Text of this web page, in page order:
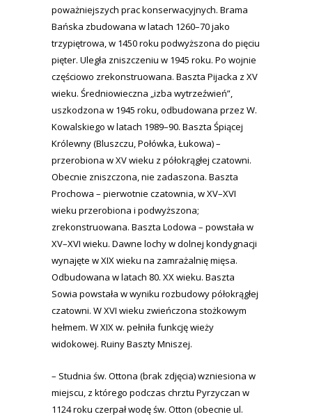
poważniejszych prac konserwacyjnych. Brama
Bańska zbudowana w latach 1260–70 jako
trzypiętrowa, w 1450 roku podwyższona do pięciu
pięter. Uległa zniszczeniu w 1945 roku. Po wojnie
częściowo zrekonstruowana. Baszta Pijacka z XV
wieku. Średniowieczna „izba wytrzeźwień”,
uszkodzona w 1945 roku, odbudowana przez W.
Kowalskiego w latach 1989–90. Baszta Śpiącej
Królewny (Bluszczu, Połówka, Łukowa) –
przerobiona w XV wieku z półokrągłej czatowni.
Obecnie zniszczona, nie zadaszona. Baszta
Prochowa – pierwotnie czatownia, w XV–XVI
wieku przerobiona i podwyższona;
zrekonstruowana. Baszta Lodowa – powstała w
XV–XVI wieku. Dawne lochy w dolnej kondygnacji
wynajęte w XIX wieku na zamrażalnię mięsa.
Odbudowana w latach 80. XX wieku. Baszta
Sowia powstała w wyniku rozbudowy półokrągłej
czatowni. W XVI wieku zwieńczona stożkowym
hełmem. W XIX w. pełniła funkcję wieży
widokowej. Ruiny Baszty Mniszej.
– Studnia św. Ottona (brak zdjęcia) wzniesiona w
miejscu, z którego podczas chrztu Pyrzyczan w
1124 roku czerpał wodę św. Otton (obecnie ul.